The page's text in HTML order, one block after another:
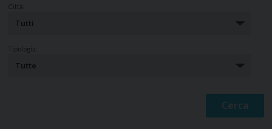
Città:
Tipologia: